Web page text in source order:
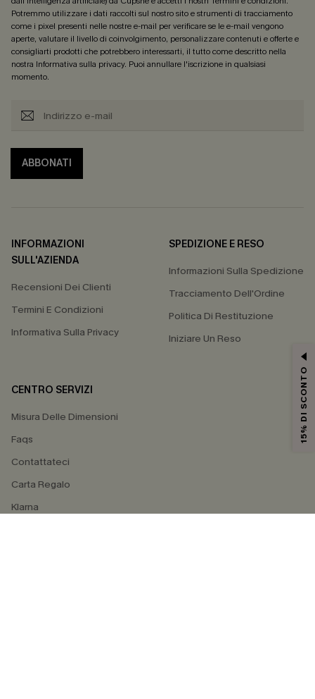
Potremmo utilizzare i dati raccolti sul nostro sito e strumenti di tracciamento
come i pixel presenti nelle nostre e-mail per verificare se le e-mail vengono
aperte, valutare il livello di coinvolgimento, personalizzare contenuti e offerte e
consigliarti prodotti che potrebbero interessarti, il tutto come descritto nella
nostra Informativa sulla privacy. Puoi annullare l'iscrizione in qualsiasi
momento.
ABBONATI
INFORMAZIONI
SULL'AZIENDA
Recensioni Dei Clienti
Termini E Condizioni
Informativa Sulla Privacy
SPEDIZIONE E RESO
Informazioni Sulla Spedizione
Tracciamento Dell'Ordine
Politica Di Restituzione
Iniziare Un Reso
CENTRO SERVIZI
Misura Delle Dimensioni
Faqs
Contattateci
Carta Regalo
Klarna
15% DI SCONTO